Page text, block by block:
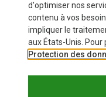
d'optimiser nos
contenu à vos
impliquer le
aux États-Unis.
Protection des